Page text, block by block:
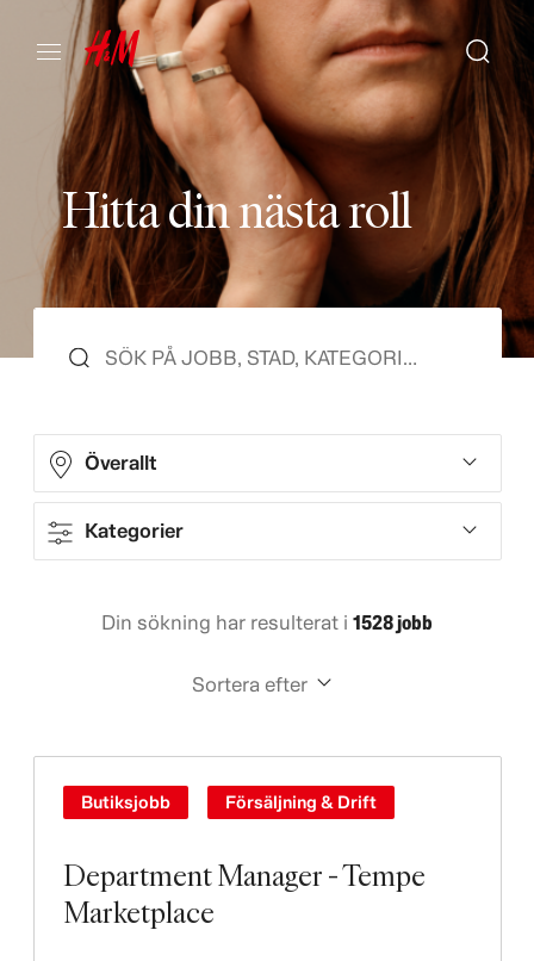
Hittadinnästaroll
Överallt
Kategorier
Din sökning har resulterat i 1528 jobb
Sortera efter
Department Manager - Tempe
Marketplace
Butiksjobb Försäljning & Drift